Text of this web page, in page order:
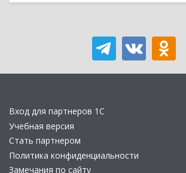
Вход для партнеров 1С
Учебная версия
Стать партнером
Политика конфиденциальности
Замечания по сайту